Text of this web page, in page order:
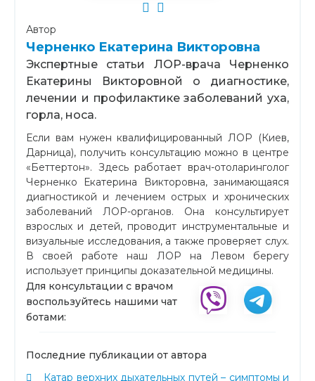
Автор
Черненко Екатерина Викторовна
Экспертные статьи ЛОР-врача Черненко
Екатерины Викторовной о диагностике,
лечении и профилактике заболеваний уха,
горла, носа.
Если вам нужен квалифицированный ЛОР (Киев,
Дарница), получить консультацию можно в центре
«Беттертон». Здесь работает врач-отоларинголог
Черненко Екатерина Викторовна, занимающаяся
диагностикой и лечением острых и хронических
заболеваний ЛОР-органов. Она консультирует
взрослых и детей, проводит инструментальные и
визуальные исследования, а также проверяет слух.
В своей работе наш ЛОР на Левом берегу
использует принципы доказательной медицины.
Для консультации с врачом
воспользуйтесь нашими чат
ботами:
Последние публикации от автора
Катар верхних дыхательных путей – симптомы и